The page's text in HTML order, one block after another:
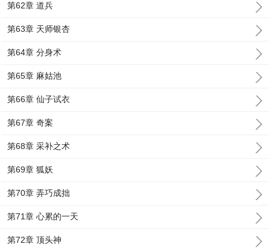
第62章 道兵
第63章 天师银杏
第64章 分身术
第65章 麻姑池
第66章 仙子试衣
第67章 奇案
第68章 采补之术
第69章 狐妖
第70章 弄巧成拙
第71章 心累的一天
第72章 顶头神